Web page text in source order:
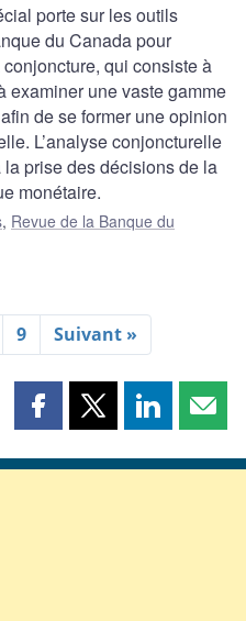
porte sur les outils
du Canada pour
conjoncture, qui consiste à
examiner une vaste gamme
de se former une opinion
L’analyse conjoncturelle
prise des décisions de la
monétaire.
, Revue de la Banque du
9 Suivant »
Partager
page
Partager
page
Partager
page page